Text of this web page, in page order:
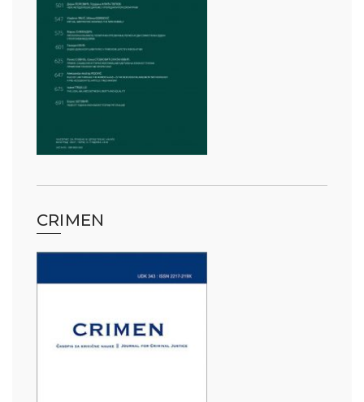
CRIMEN